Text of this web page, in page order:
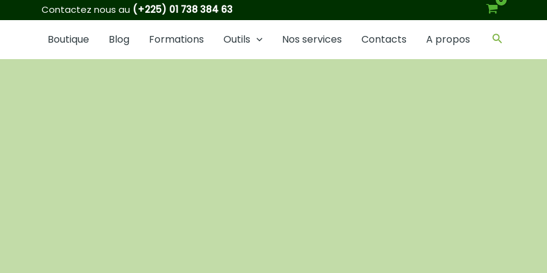
Contactez nous au (+225) 01 738 384 63
Boutique Blog Formations Outils Nos services Contacts A propos
8
produits
6
produits
2
produits
21
produits
6
produits
1
produit
5
produits
16
produits
3
produits